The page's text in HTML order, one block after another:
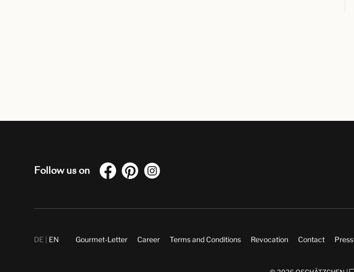
Follow us on
DE EN Gourmet-Letter Career Terms and Conditions Revocation Contact Press